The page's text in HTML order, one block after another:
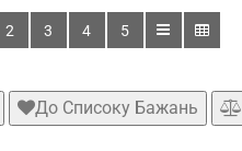
2 3 4 5
До Списоку Бажань